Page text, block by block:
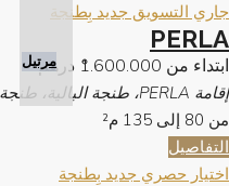
مرتيل
جاري التسويق جديد بِطنجة
PERLA
ابتداء من 1.600.000 درهم
إقامة PERLA، طنجة البالية، طنجة
من 80 إلى 135
م²
التفاصيل
اختيار حصري جديد بِطنجة